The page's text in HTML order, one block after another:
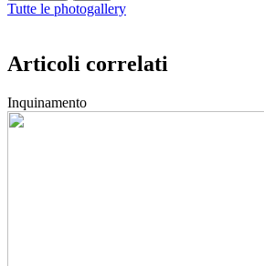
Tutte le photogallery
Articoli correlati
Inquinamento